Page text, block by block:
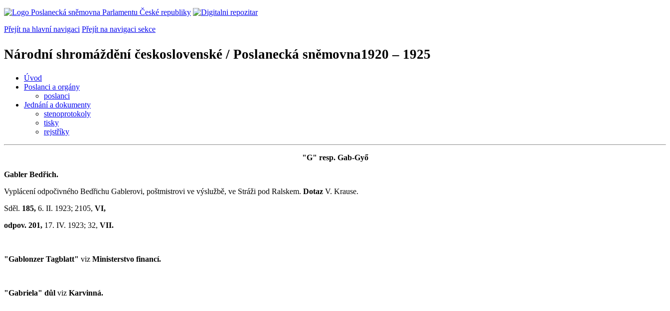
Přejít na hlavní navigaci Přejít na navigaci sekce
Národní shromáždění československé / Poslanecká sněmovna1920 – 1925
Úvod
Poslanci a orgány
poslanci
Jednání a dokumenty
stenoprotokoly
tisky
rejstříky
"G" resp. Gab-Győ
Gabler Bedřich.
Vyplácení odpočivného Bedřichu Gablerovi, poštmistrovi ve výslužbě, ve Stráži pod Ralskem. Dotaz V. Krause.
Sděl. 185, 6. II. 1923; 2105, VI,
odpov. 201, 17. IV. 1923; 32, VII.
"Gablonzer Tagblatt" viz Ministerstvo financí.
"Gabriela" důl viz Karvinná.